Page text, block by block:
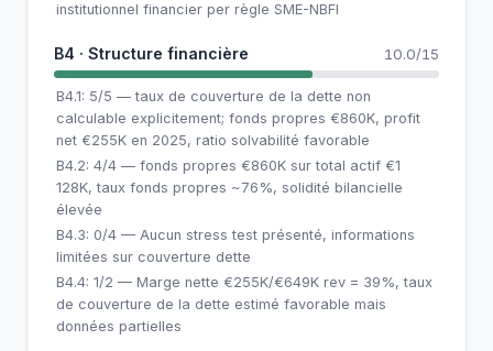
institutionnel financier per règle SME-NBFI
B4 · Structure financière 10.0/15
B4.1: 5/5 — taux de couverture de la dette non
calculable explicitement; fonds propres €860K, profit
net €255K en 2025, ratio solvabilité favorable
B4.2: 4/4 — fonds propres €860K sur total actif €1
128K, taux fonds propres ~76%, solidité bilancielle
élevée
B4.3: 0/4 — Aucun stress test présenté, informations
limitées sur couverture dette
B4.4: 1/2 — Marge nette €255K/€649K rev = 39%, taux
de couverture de la dette estimé favorable mais
données partielles